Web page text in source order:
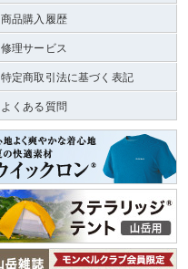
商品購入履歴
修理サービス
特定商取引法に基づく表記
よくある質問